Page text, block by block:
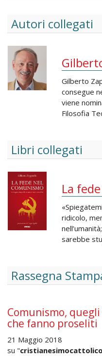
Autori collegati
Gilberto
consegue
viene
Filosofia
Libri collegati
La
ridicolo,
sarebbe
Rassegna
Comunismo,
che fanno proseliti
21 Maggio 2018
su "